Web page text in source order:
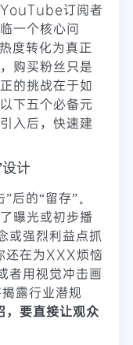
订阅者
一个核心问
度转化为真正
购买粉丝只是
的挑战在于如
下五个必备元
入后，快速建
计
后的“留存”。
曝光或初步播
或强烈利益点抓
还在为XXX烦恼
者用视觉冲击画
露行业潜规
，要直接让观众